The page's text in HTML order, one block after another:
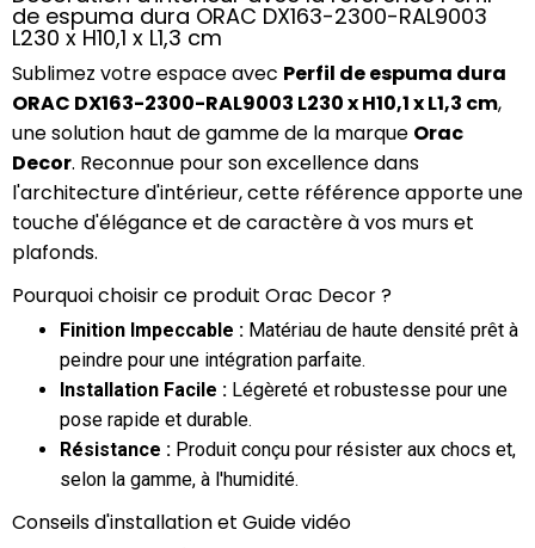
de espuma dura ORAC DX163-2300-RAL9003
L230 x H10,1 x L1,3 cm
Sublimez votre espace avec Perfil de espuma dura
ORAC DX163-2300-RAL9003 L230 x H10,1 x L1,3 cm,
une solution haut de gamme de la marque Orac
Decor. Reconnue pour son excellence dans
l'architecture d'intérieur, cette référence apporte une
touche d'élégance et de caractère à vos murs et
plafonds.
Pourquoi choisir ce produit Orac Decor ?
Finition Impeccable : Matériau de haute densité prêt à
peindre pour une intégration parfaite.
Installation Facile : Légèreté et robustesse pour une
pose rapide et durable.
Résistance : Produit conçu pour résister aux chocs et,
selon la gamme, à l'humidité.
Conseils d'installation et Guide vidéo